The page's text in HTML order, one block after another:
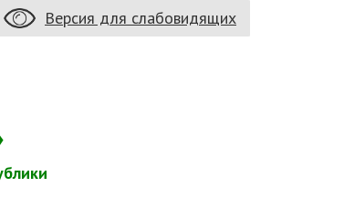
Версия для слабовидящих